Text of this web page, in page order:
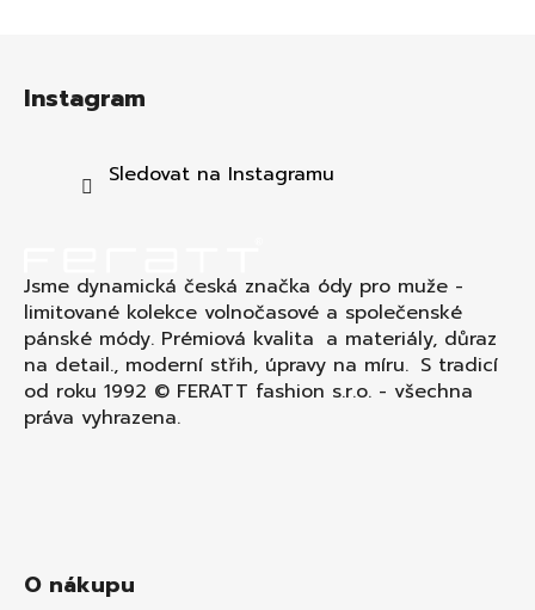
Instagram
Sledovat na Instagramu
Jsme dynamická česká značka ódy pro muže -
limitované kolekce volnočasové a společenské
pánské módy. Prémiová kvalita a materiály, důraz
na detail., moderní střih, úpravy na míru. S tradicí
od roku 1992 © FERATT fashion s.r.o. - všechna
práva vyhrazena.
O nákupu